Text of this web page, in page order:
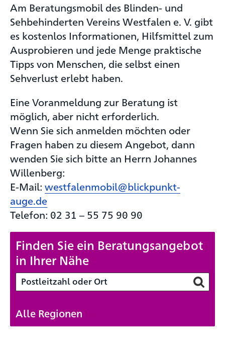
Am Beratungsmobil des Blinden- und
Sehbehinderten Vereins Westfalen e. V. gibt
es kostenlos Informationen, Hilfsmittel zum
Ausprobieren und jede Menge praktische
Tipps von Menschen, die selbst einen
Sehverlust erlebt haben.
Eine Voranmeldung zur Beratung ist
möglich, aber nicht erforderlich.
Wenn Sie sich anmelden möchten oder
Fragen haben zu diesem Angebot, dann
wenden Sie sich bitte an Herrn Johannes
Willenberg:
E-Mail: westfalenmobil@blickpunkt-
auge.de
Telefon: 02 31 – 55 75 90 90
Finden Sie ein Beratungsangebot
in Ihrer Nähe
Alle Regionen